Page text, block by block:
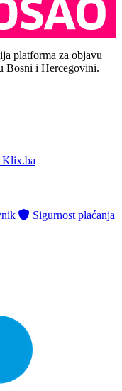
platforma za objavu
Bosni i Hercegovini.
Klix.ba
Sigurnost plaćanja